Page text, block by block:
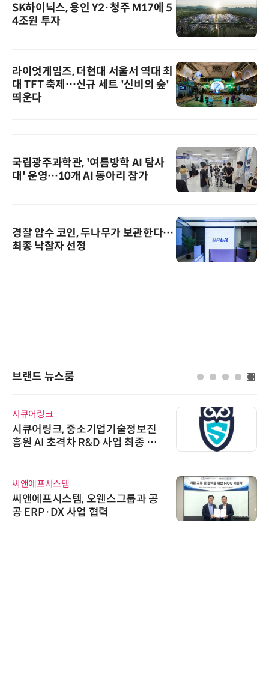
SK하이닉스, 용인 Y2·청주 M17에 5
4조원 투자
라이엇게임즈, 더현대 서울서 역대 최
대 TFT 축제…신규 세트 '신비의 숲'
띄운다
국립광주과학관, '여름방학 AI 탐사
대' 운영…10개 AI 동아리 참가
경찰 압수 코인, 두나무가 보관한다…
최종 낙찰자 선정
브랜드 뉴스룸
시큐어링크
시큐어링크, 중소기업기술정보진
흥원 AI 초격차 R&D 사업 최종 선
씨앤에프시스템
씨앤에프시스템, 오웬스그룹과 공
공 ERP·DX 사업 협력